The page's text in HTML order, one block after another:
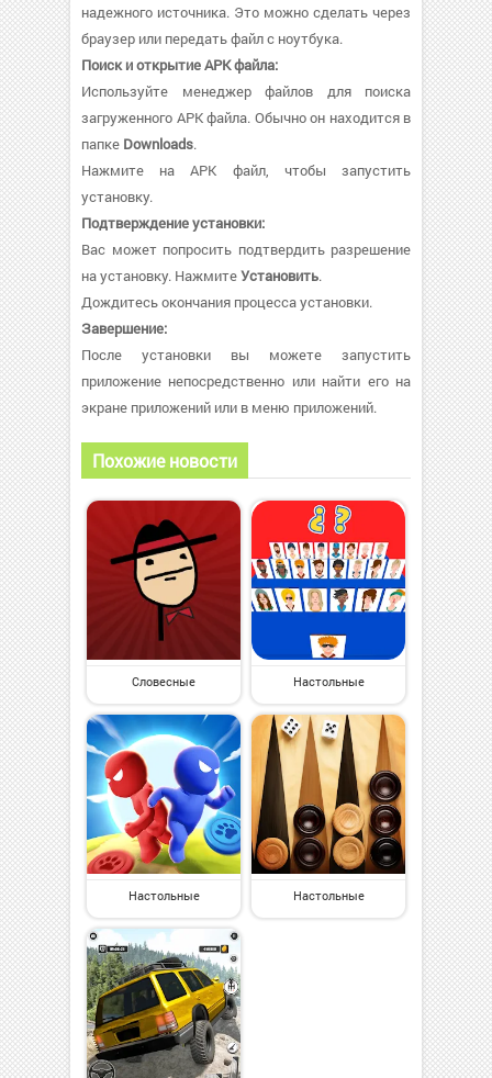
надежного источника. Это можно сделать через
браузер или передать файл с ноутбука.
Поиск и открытие APK файла:
Используйте менеджер файлов для поиска
загруженного APK файла. Обычно он находится в
папке Downloads.
Нажмите на APK файл, чтобы запустить
установку.
Подтверждение установки:
Вас может попросить подтвердить разрешение
на установку. НажмитеУстановить.
Дождитесь окончания процесса установки.
Завершение:
После установки вы можете запустить
приложение непосредственно или найти его на
экране приложений или в меню приложений.
Похожие новости
Словесные Настольные
Настольные Настольные